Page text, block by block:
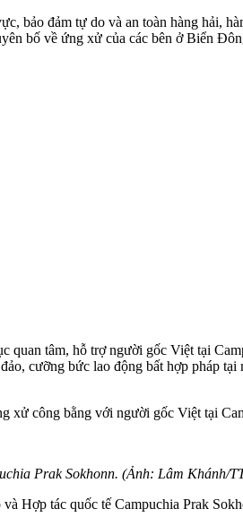
bảo đảm tự do và an toàn hàng hải,
bố về ứng xử của các bên ở Biển
tâm, hỗ trợ người gốc Việt tại
cưỡng bức lao động bất hợp pháp
xử công bằng với người gốc Việt tại
Prak Sokhonn. (Ảnh: Lâm Khánh/
Hợp tác quốc tế Campuchia Prak